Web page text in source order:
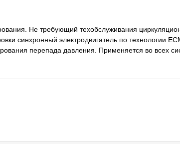
Не требующий техобслуживания
синхронный электродвигатель по технологии
перепада давления. Применяется во всех